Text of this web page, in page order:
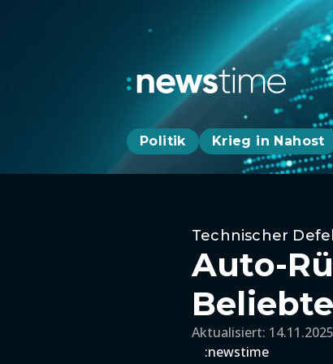
Politik Krieg in Nahost
Technischer
Auto-
Aktualisiert:
:newstime